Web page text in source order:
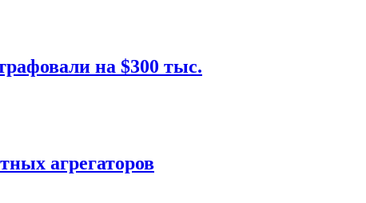
на $300 тыс.
агрегаторов